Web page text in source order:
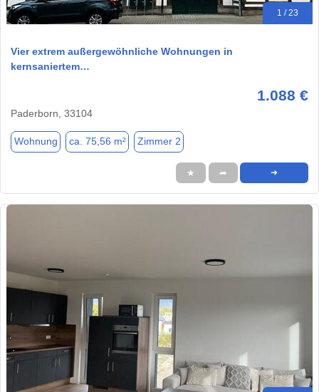
1 / 23
Vier extrem außergewöhnliche Wohnungen in
kernsaniertem…
1.088 €
Paderborn, 33104
Wohnung ca. 75,56 m² Zimmer 2
★ ➦ ➜